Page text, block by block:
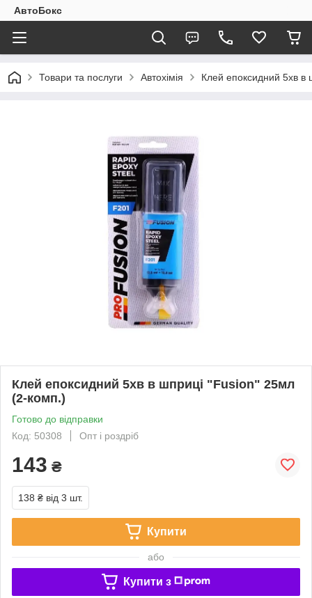
АвтоБокс
Товари та послуги Автохімія Клей епоксидний 5хв
Клей епоксидний 5хв в шприці "Fusion" 25мл
(2-комп.)
Готово до відправки
Код: 50308
Опт і роздріб
143 ₴
138 ₴ від 3 шт.
Купити
або
Купити з